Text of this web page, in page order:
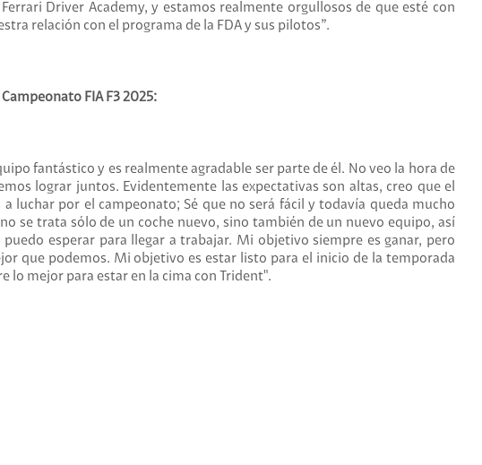
Driver Academy, y estamos realmente orgullosos de que esté con
relación con el programa de la FDA y sus pilotos”.
FIA F3 2025:
fantástico y es realmente agradable ser parte de él. No veo la hora de
lograr juntos. Evidentemente las expectativas son altas, creo que el
luchar por el campeonato; Sé que no será fácil y todavía queda mucho
se trata sólo de un coche nuevo, sino también de un nuevo equipo, así
esperar para llegar a trabajar. Mi objetivo siempre es ganar, pero
que podemos. Mi objetivo es estar listo para el inicio de la temporada
lo mejor para estar en la cima con Trident".